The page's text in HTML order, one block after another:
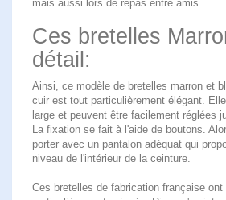
mais aussi lors de repas entre amis.
Ces bretelles
détail:
Ainsi, ce modèle de bretelles marron et
cuir est tout particulièrement élégant.
large et peuvent être facilement réglées
La fixation se fait à l'aide de boutons.
porter avec un pantalon adéquat qui
niveau de l'intérieur de la ceinture.
Ces bretelles de fabrication française